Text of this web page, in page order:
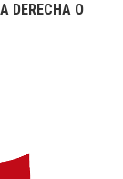
DERECHA O